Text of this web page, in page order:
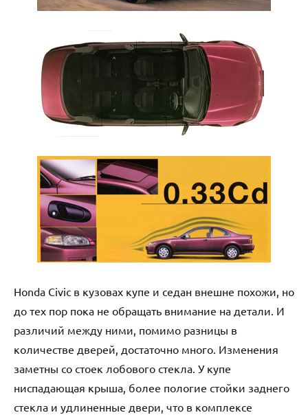
Honda Civic в кузовах купе и седан внешне похожи, но
до тех пор пока не обращать внимание на детали. И
различий между ними, помимо разницы в
количестве дверей, достаточно много. Изменения
заметны со стоек лобового стекла. У купе
ниспадающая крыша, более пологие стойки заднего
стекла и удлиненные двери, что в комплексе